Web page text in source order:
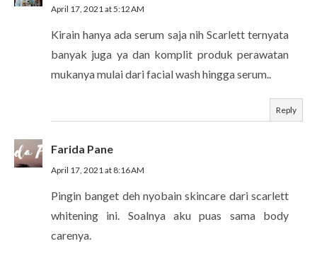
April 17, 2021 at 5:12 AM
Kirain hanya ada serum saja nih Scarlett ternyata
banyak juga ya dan komplit produk perawatan
mukanya mulai dari facial wash hingga serum..
Reply
Farida Pane
April 17, 2021 at 8:16 AM
Pingin banget deh nyobain skincare dari scarlett
whitening ini. Soalnya aku puas sama body
carenya.